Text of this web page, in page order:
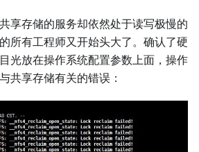
享存储的服务却依然处于读写极慢的
所有工程师又开始头大了。确认了硬
光放在操作系统配置参数上面，操作
共享存储有关的错误：